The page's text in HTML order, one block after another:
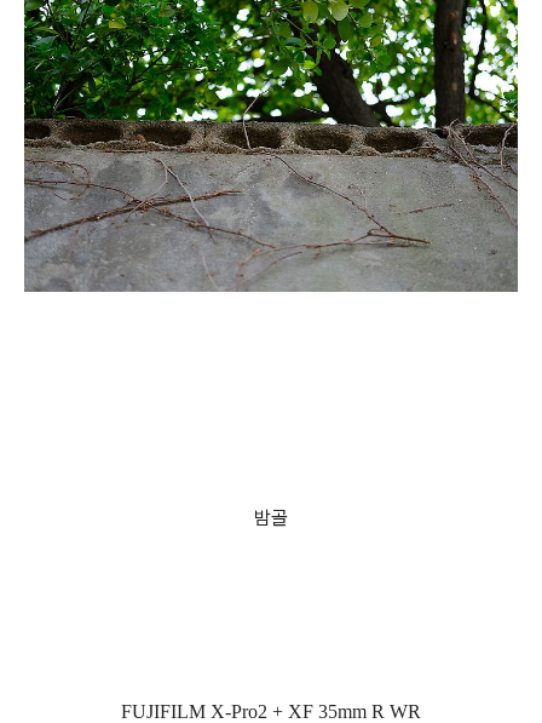
밤골
FUJIFILM X-Pro2 + XF 35mm R WR